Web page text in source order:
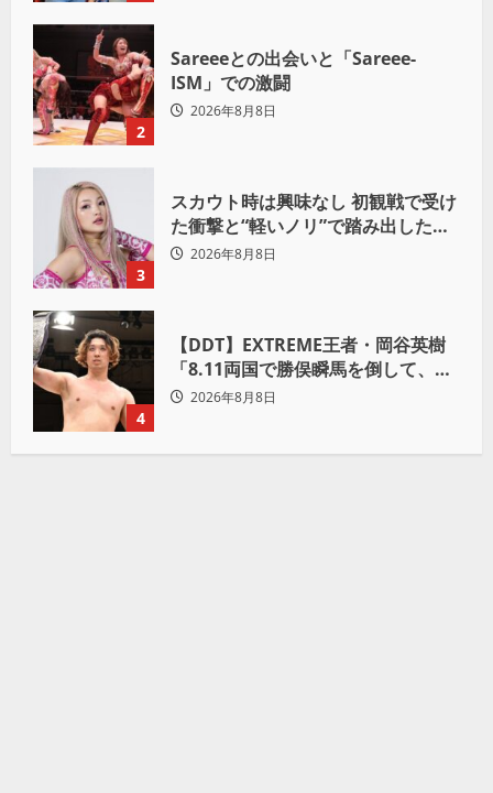
2
Sareeeとの出会いと「Sareee-
ISM」での激闘
2026年8月8日
3
スカウト時は興味なし 初観戦で受け
た衝撃と“軽いノリ”で踏み出したプ
ロレスへの道
2026年8月8日
4
【DDT】EXTREME王者・岡谷英樹
「8.11両国で勝俣瞬馬を倒して、初
めて“本当の王者”になれる」
2026年8月8日